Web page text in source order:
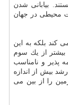
بیابانی شدن
محیطی در جهان
كند بلكه به این
از یك سوم
و نامناسب
بیش از اندازه
را از بین می